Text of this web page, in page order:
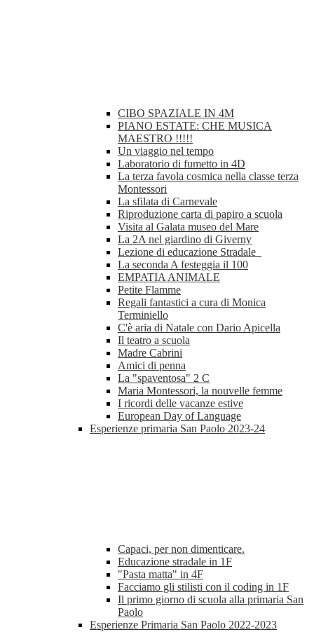
CIBO SPAZIALE IN 4M
PIANO ESTATE: CHE MUSICA
MAESTRO !!!!!
Un viaggio nel tempo
Laboratorio di fumetto in 4D
La terza favola cosmica nella classe terza
Montessori
La sfilata di Carnevale
Riproduzione carta di papiro a scuola
Visita al Galata museo del Mare
La 2A nel giardino di Giverny
Lezione di educazione Stradale
La seconda A festeggia il 100
EMPATIA ANIMALE
Petite Flamme
Regali fantastici a cura di Monica
Terminiello
C'è aria di Natale con Dario Apicella
Il teatro a scuola
Madre Cabrini
Amici di penna
La "spaventosa" 2 C
Maria Montessori, la nouvelle femme
I ricordi delle vacanze estive
European Day of Language
Esperienze primaria San Paolo 2023-24
Capaci, per non dimenticare.
Educazione stradale in 1F
"Pasta matta" in 4F
Facciamo gli stilisti con il coding in 1F
Il primo giorno di scuola alla primaria San
Paolo
Esperienze Primaria San Paolo 2022-2023